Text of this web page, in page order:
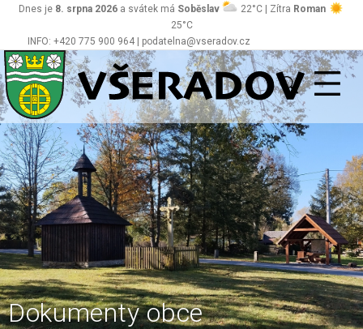
INFO: +420 775 900 964 | podatelna@vseradov.cz
Dnes je 8. srpna 2026 a svátek má Soběslav 22°C | Zítra Roman
25°C
Všeradov
Dokumenty obce